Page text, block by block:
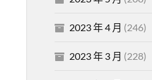
2023 年 4 月 (246)
2023 年 3 月 (228)